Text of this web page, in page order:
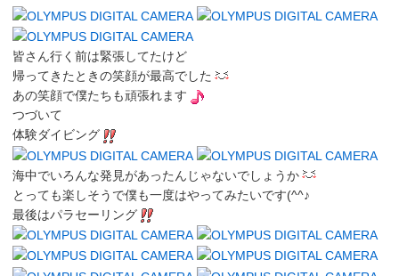
皆さん行く前は緊張してたけど
帰ってきたときの笑顔が最高でした
あの笑顔で僕たちも頑張れます
つづいて
体験ダイビング
海中でいろんな発見があったんじゃないでしょうか
とっても楽しそうで僕も一度はやってみたいです(^^♪
最後はパラセーリング